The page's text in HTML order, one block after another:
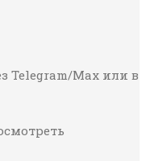
Telegram/Max или в